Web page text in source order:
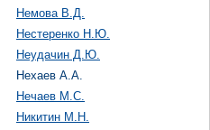
Немова В.Д.
Нестеренко Н.Ю.
Неудачин Д.Ю.
Нехаев А.А.
Нечаев М.С.
Никитин М.Н.